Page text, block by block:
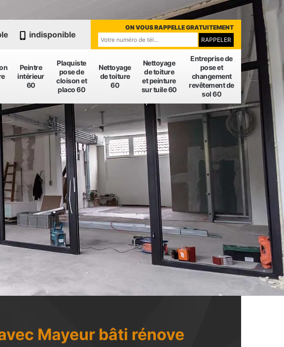
Peintre
intérieur
60
Plaquiste
pose de
cloison et
placo 60
Nettoyage
de toiture
60
Nettoyage
de toiture
et peinture
sur tuile 60
Entreprise de
pose et
changement
revêtement de
sol 60
indisponible
ON VOUS RAPPELLE GRATUITEMENT
Mayeur bâti rénove